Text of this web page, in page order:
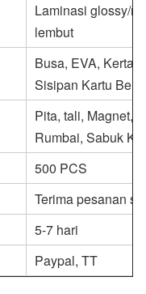
Laminasi glossy/
lembut
Busa, EVA,
Sisipan Kartu
Pita, tali, Magnet,,
Rumbai, Sabuk
500 PCS
Terima pesanan
5-7 hari
Paypal, TT